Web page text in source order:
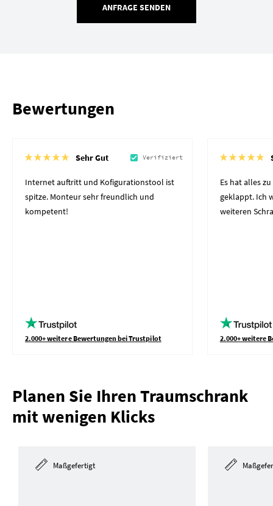
ANFRAGE SENDEN
Bewertungen
Sehr Gut Verifiziert
Internet auftritt und Kofigurationstool ist
spitze. Monteur sehr freundlich und
kompetent!
2.000+ weitere Bewertungen bei Trustpilot
Es hat alles
geklappt. Ich
weiteren
2.000+ weitere
Planen Sie Ihren Traumschrank
mit wenigen Klicks
Maßgefertigt